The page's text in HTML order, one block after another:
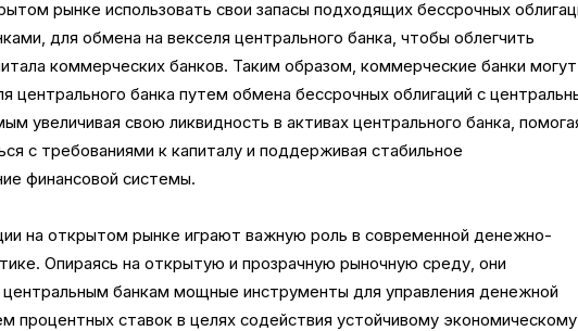
рынке использовать свои запасы подходящих бессрочных
для обмена на векселя центрального банка, чтобы облегчить
коммерческих банков. Таким образом, коммерческие банки могут
центрального банка путем обмена бессрочных облигаций с
увеличивая свою ликвидность в активах центрального банка,
с требованиями к капиталу и поддерживая стабильное
финансовой системы.
на открытом рынке играют важную роль в современной денежно-
Опираясь на открытую и прозрачную рыночную среду, они
банкам мощные инструменты для управления денежной
процентных ставок в целях содействия устойчивому экономическому